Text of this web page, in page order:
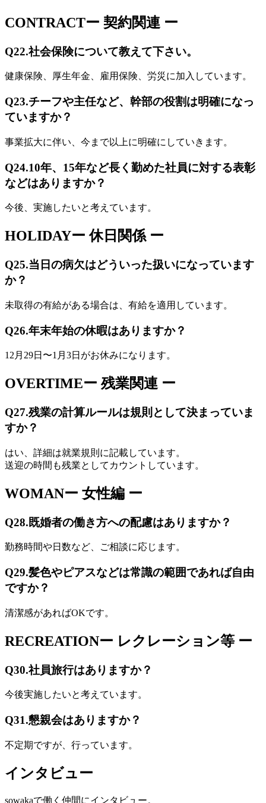
CONTRACTー 契約関連 ー
Q22.社会保険について教えて下さい。
健康保険、厚生年金、雇用保険、労災に加入しています。
Q23.チーフや主任など、幹部の役割は明確になっ
ていますか？
事業拡大に伴い、今まで以上に明確にしていきます。
Q24.10年、15年など長く勤めた社員に対する表彰
などはありますか？
今後、実施したいと考えています。
HOLIDAYー 休日関係 ー
Q25.当日の病欠はどういった扱いになっています
か？
未取得の有給がある場合は、有給を適用しています。
Q26.年末年始の休暇はありますか？
12月29日〜1月3日がお休みになります。
OVERTIMEー 残業関連 ー
Q27.残業の計算ルールは規則として決まっていま
すか？
はい、詳細は就業規則に記載しています。
送迎の時間も残業としてカウントしています。
WOMANー 女性編 ー
Q28.既婚者の働き方への配慮はありますか？
勤務時間や日数など、ご相談に応じます。
Q29.髪色やピアスなどは常識の範囲であれば自由
ですか？
清潔感があればOKです。
RECREATIONー レクレーション等 ー
Q30.社員旅行はありますか？
今後実施したいと考えています。
Q31.懇親会はありますか？
不定期ですが、行っています。
インタビュー
sowakaで働く仲間にインタビュー。